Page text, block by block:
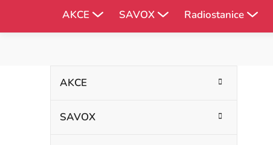
AKCE SAVOX Radiostanice
P
kategorie
AKCE
SAVOX